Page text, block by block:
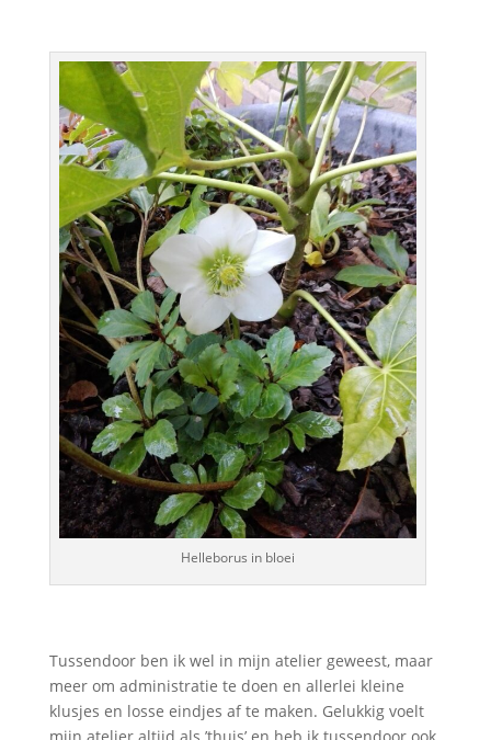
Helleborus in bloei
Tussendoor ben ik wel in mijn atelier geweest, maar
meer om administratie te doen en allerlei kleine
klusjes en losse eindjes af te maken. Gelukkig voelt
mijn atelier altijd als ’thuis’ en heb ik tussendoor ook